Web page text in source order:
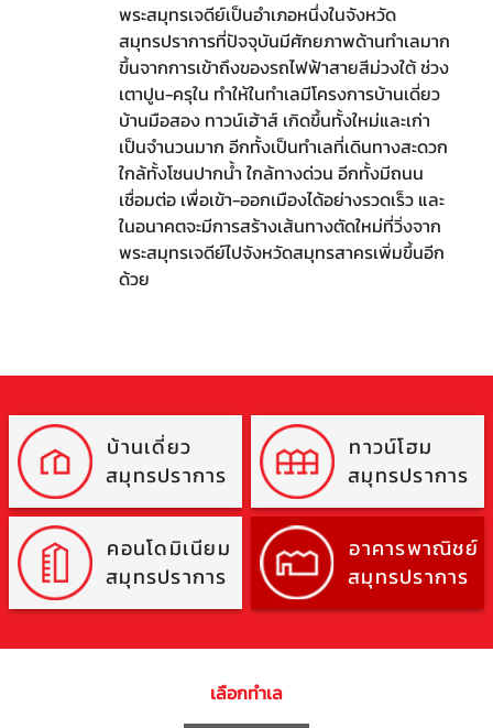
พระสมุทรเจดีย์เป็นอำเภอหนึ่งในจังหวัด
สมุทรปราการที่ปัจจุบันมีศักยภาพด้านทำเลมาก
ขึ้นจากการเข้าถึงของรถไฟฟ้าสายสีม่วงใต้ ช่วง
เตาปูน-ครุใน ทำให้ในทำเลมีโครงการบ้านเดี่ยว
บ้านมือสอง ทาวน์เฮ้าส์ เกิดขึ้นทั้งใหม่และเก่า
เป็นจำนวนมาก อีกทั้งเป็นทำเลที่เดินทางสะดวก
ใกล้ทั้งโซนปากน้ำ ใกล้ทางด่วน อีกทั้งมีถนน
เชื่อมต่อ เพื่อเข้า-ออกเมืองได้อย่างรวดเร็ว และ
ในอนาคตจะมีการสร้างเส้นทางตัดใหม่ที่วิ่งจาก
พระสมุทรเจดีย์ไปจังหวัดสมุทรสาครเพิ่มขึ้นอีก
ด้วย
บ้านเดี่ยว
สมุทรปราการ
ทาวน์โฮม
สมุทรปราการ
คอนโดมิเนียม
สมุทรปราการ
อาคารพาณิชย์
สมุทรปราการ
เลือกทำเล